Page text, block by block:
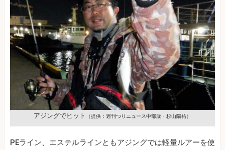
アジングでヒット （提供：週刊つりニュース中部版・杉山陽祐）
PEライン、エステルラインともアジングでは軽量ルアーを使